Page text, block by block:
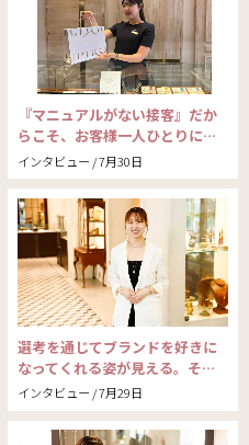
インタビュー / 7月30日
『マニュアルがない接客』だか
らこそ、お客様一人ひとりに…
インタビュー / 7月29日
選考を通じてブランドを好きに
なってくれる姿が見える。そ…